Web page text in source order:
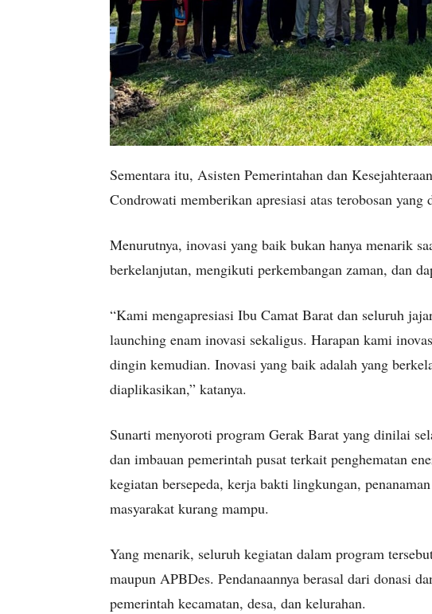
Sementara itu, Asisten Pemerintahan dan
Condrowati memberikan apresiasi atas terobosan yang
Menurutnya, inovasi yang baik bukan hanya menarik
berkelanjutan, mengikuti perkembangan zaman, dan
“Kami mengapresiasi Ibu Camat Barat dan seluruh
launching enam inovasi sekaligus. Harapan kami
dingin kemudian. Inovasi yang baik adalah yang
diaplikasikan,” katanya.
Sunarti menyoroti program Gerak Barat yang dinilai
dan imbauan pemerintah pusat terkait penghematan
kegiatan bersepeda, kerja bakti lingkungan,
masyarakat kurang mampu.
Yang menarik, seluruh kegiatan dalam program
maupun APBDes. Pendanaannya berasal dari donasi
pemerintah kecamatan, desa, dan kelurahan.